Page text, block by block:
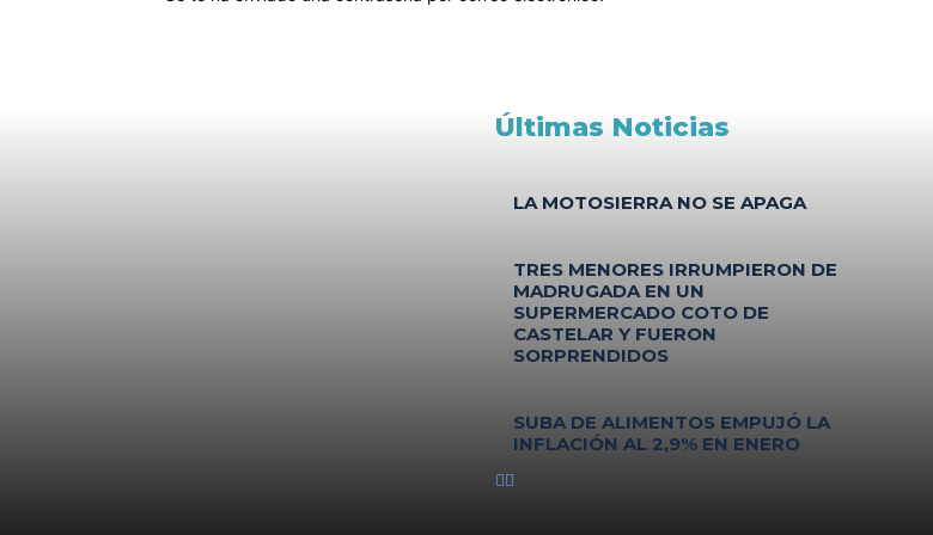
Últimas Noticias
LA MOTOSIERRA NO SE APAGA
TRES MENORES IRRUMPIERON DE
MADRUGADA EN UN
SUPERMERCADO COTO DE
CASTELAR Y FUERON
SORPRENDIDOS
SUBA DE ALIMENTOS EMPUJÓ LA
INFLACIÓN AL 2,9% EN ENERO